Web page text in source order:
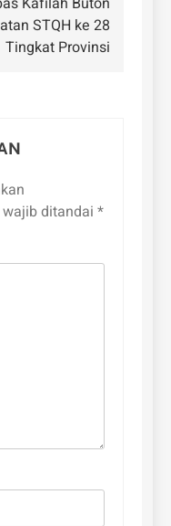
STQH ke 28
Tingkat Provinsi
ditandai *